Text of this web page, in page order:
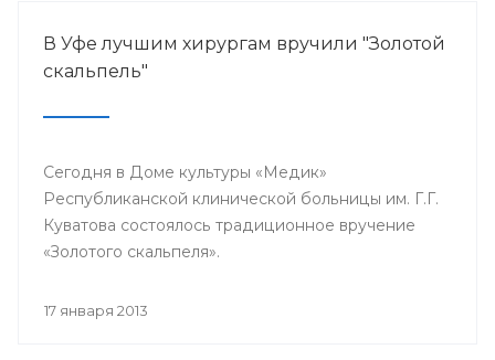
В Уфе лучшим хирургам вручили "Золотой
скальпель"
Сегодня в Доме культуры «Медик»
Республиканской клинической больницы им. Г.Г.
Куватова состоялось традиционное вручение
«Золотого скальпеля».
17 января 2013